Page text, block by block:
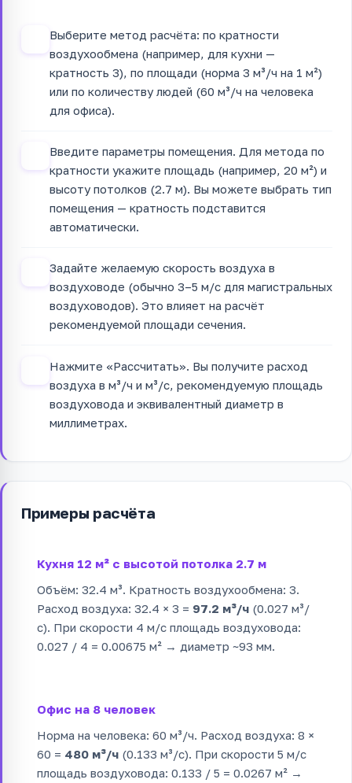
Выберите метод расчёта: по кратности
воздухообмена (например, для кухни —
кратность 3), по площади (норма 3 м³/ч на 1 м²)
или по количеству людей (60 м³/ч на человека
для офиса).
Введите параметры помещения. Для метода по
кратности укажите площадь (например, 20 м²) и
высоту потолков (2.7 м). Вы можете выбрать тип
помещения — кратность подставится
автоматически.
Задайте желаемую скорость воздуха в
воздуховоде (обычно 3–5 м/с для магистральных
воздуховодов). Это влияет на расчёт
рекомендуемой площади сечения.
Нажмите «Рассчитать». Вы получите расход
воздуха в м³/ч и м³/с, рекомендуемую площадь
воздуховода и эквивалентный диаметр в
миллиметрах.
Примеры расчёта
Кухня 12 м² с высотой потолка 2.7 м
Объём: 32.4 м³. Кратность воздухообмена: 3.
Расход воздуха: 32.4 × 3 = 97.2 м³/ч (0.027 м³/
с). При скорости 4 м/с площадь воздуховода:
0.027 / 4 = 0.00675 м² → диаметр ~93 мм.
Офис на 8 человек
Норма на человека: 60 м³/ч. Расход воздуха: 8 ×
60 = 480 м³/ч (0.133 м³/с). При скорости 5 м/с
площадь воздуховода: 0.133 / 5 = 0.0267 м² →